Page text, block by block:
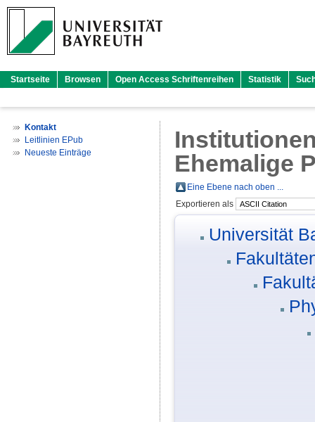
Startseite Browsen Open Access Schriftenreihen Statistik
Kontakt
Leitlinien EPub
Neueste Einträge
Ehemalige
Eine Ebene nach oben ...
Exportieren als
Universität